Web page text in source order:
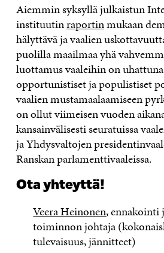
Aiemmin syksyllä julkaistun
instituutinraportinmukaan
hälyttävä ja vaalien
puolilla maailmaa yhä
luottamus vaaleihin on
opportunistiset ja populistiset
vaalien mustamaalaamiseen
on ollut viimeisen vuoden
kansainvälisesti seuratuissa
ja Yhdysvaltojen
Ranskan parlamenttivaaleissa.
Ota yhteyttä!
Veera Heinonen, ennakointi
toiminnon johtaja
tulevaisuus, jännitteet)